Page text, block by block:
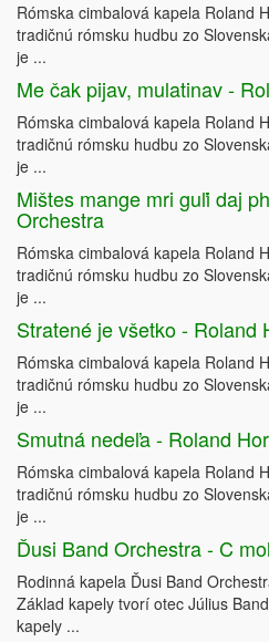
Rómska cimbalová kapela Roland
tradičnú rómsku hudbu zo
je ...
Me čak pijav, mulatinav -
Rómska cimbalová kapela Roland
tradičnú rómsku hudbu zo
je ...
Mištes mange mri guľi daj
Orchestra
Rómska cimbalová kapela Roland
tradičnú rómsku hudbu zo
je ...
Stratené je všetko - Roland
Rómska cimbalová kapela Roland
tradičnú rómsku hudbu zo
je ...
Smutná nedeľa - Roland
Rómska cimbalová kapela Roland
tradičnú rómsku hudbu zo
je ...
Ďusi Band Orchestra - C
Rodinná kapela Ďusi Band
Základ kapely tvorí otec Július
kapely ...